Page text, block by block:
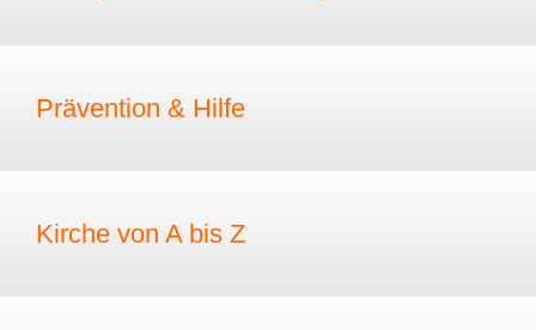
Prävention & Hilfe
Kirche von A bis Z